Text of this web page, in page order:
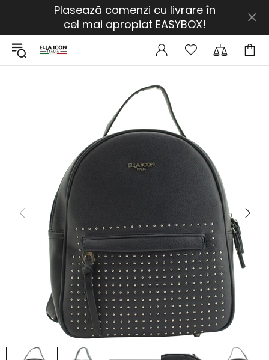
Plasează comenzi cu livrare în
cel mai apropiat EASYBOX!